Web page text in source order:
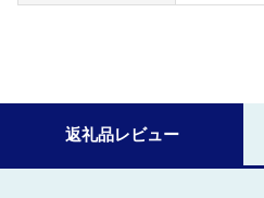
返礼品レビュー